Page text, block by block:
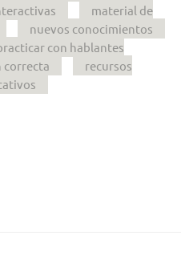
material de
nuevos conocimientos
con hablantes
correcta
recursos